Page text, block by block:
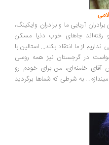
ما و برادران وایکینگ،
جاهای خوب دنیا مسکن
ما انتقاد بکند... استالین با
گرجستان نیز همه روسی
من برای خودم رو
به شرطی که شماها برگردید